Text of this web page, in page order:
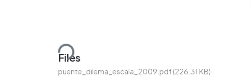
Loading...
Files
puente_dilema_escala_2009.pdf(226.31 KB)